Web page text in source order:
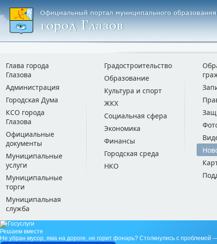
Глава города
Глазова
Администрация
Городская Дума
КСО города
Глазова
Официальные
документы
Муниципальные
услуги
Муниципальные
торги
Муниципальная
служба
Градостроительство
Образование
Культура и спорт
ЖКХ
Социальная сфера
Экономика
Финансы
Городская среда
НКО
Решаем вместе
Не убран мусор, яма на дороге, не горит фонарь? Столкнулись с проблемой